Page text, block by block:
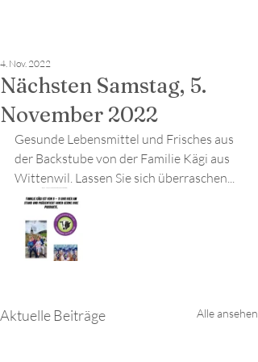
Nächsten Samstag, 5.
November 2022
4. Nov. 2022
Gesunde Lebensmittel und Frisches aus
der Backstube von der Familie Kägi aus
Wittenwil. Lassen Sie sich überraschen...
Aktuelle Beiträge Alle ansehen